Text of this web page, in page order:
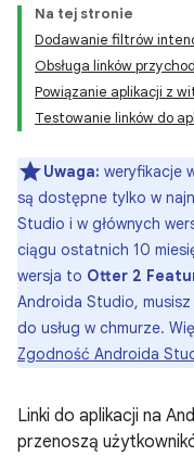
Na tej stronie
Dodawanie filtrów
Obsługa linków
Powiązanie aplikacji z
Testowanie linków do
Uwaga: weryfikacje
są dostępne tylko w
Studio i w głównych
ciągu ostatnich 10
wersja to Otter 2
Androida Studio,
do usług w chmurze.
Zgodność Androida
Linki do aplikacji na
przenoszą